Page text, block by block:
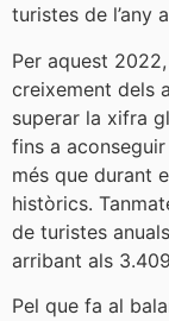
turistes de l’any
Per aquest
creixement dels
superar la xifra
fins a
més que durant
històrics.
de turistes
arribant als
Pel que fa al